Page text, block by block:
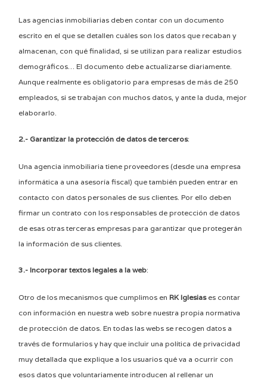
Las agencias inmobiliarias deben contar con un documento
escrito en el que se detallen cuáles son los datos que recaban y
almacenan, con qué finalidad, si se utilizan para realizar estudios
demográficos… El documento debe actualizarse diariamente.
Aunque realmente es obligatorio para empresas de más de 250
empleados, si se trabajan con muchos datos, y ante la duda, mejor
elaborarlo.
2.- Garantizar la protección de datos de terceros:
Una agencia inmobiliaria tiene proveedores (desde una empresa
informática a una asesoría fiscal) que también pueden entrar en
contacto con datos personales de sus clientes. Por ello deben
firmar un contrato con los responsables de protección de datos
de esas otras terceras empresas para garantizar que protegerán
la información de sus clientes.
3.- Incorporar textos legales a la web:
Otro de los mecanismos que cumplimos en RK Iglesiases contar
con información en nuestra web sobre nuestra propia normativa
de protección de datos. En todas las webs se recogen datos a
través de formularios y hay que incluir una política de privacidad
muy detallada que explique a los usuarios qué va a ocurrir con
esos datos que voluntariamente introducen al rellenar un